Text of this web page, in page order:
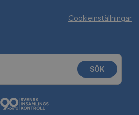
Cookieinställningar
SÖK